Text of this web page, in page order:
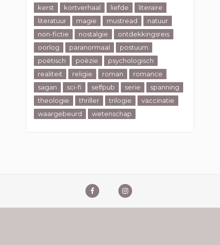
kerst
kortverhaal liefde
literaire
literatuur
magie mustread
natuur
non-fictie
nostalgie
ontdekkingsreis
oorlog
paranormaal
postuum
poëtisch
poëzie
psychologisch
realiteit
religie roman
romance
sagan
sci-fi selfpub serie
spanning
theologie
thriller trilogie
vaccinatie
waargebeurd
wetenschap